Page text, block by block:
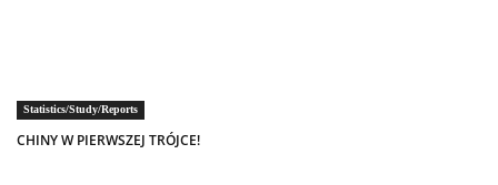
Statistics/Study/Reports
CHINY W PIERWSZEJ TRÓJCE!